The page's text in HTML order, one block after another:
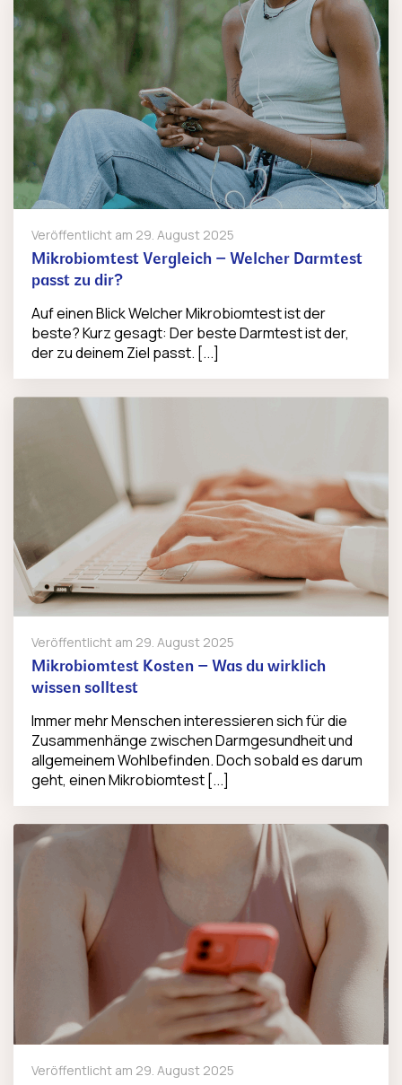
Veröffentlicht am 29. August 2025
Mikrobiomtest Vergleich – Welcher Darmtest
passt zu dir?
Auf einen Blick Welcher Mikrobiomtest ist der
beste? Kurz gesagt: Der beste Darmtest ist der,
der zu deinem Ziel passt. [...]
Veröffentlicht am 29. August 2025
Mikrobiomtest Kosten – Was du wirklich
wissen solltest
Immer mehr Menschen interessieren sich für die
Zusammenhänge zwischen Darmgesundheit und
allgemeinem Wohlbefinden. Doch sobald es darum
geht, einen Mikrobiomtest [...]
Veröffentlicht am 29. August 2025